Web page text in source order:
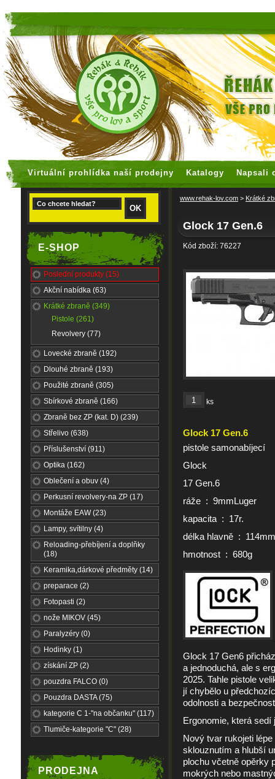
Virtuální prohlídka naší prodejny Katalogy Napsali
E-SHOP
Poslední produkty (15)
Akční nabídka (63)
Krátké zbraně (349)
Pistole (261)
Revolvery (77)
Lovecké zbraně (192)
Dlouhé zbraně (193)
Použité zbraně (305)
Sbírkové zbraně (166)
Zbraně bez ZP (kat. D) (239)
Střelivo (638)
Příslušenství (911)
Optika (162)
Oblečení a obuv (4)
Perkusní revolvery-na ZP (17)
Montáže EAW (23)
Lampy, svítilny (4)
Reloading-přebíjení a doplňky
(18)
Keramika,dárkové předměty (14)
preparace (2)
Fotopasti (2)
nože MIKOV (45)
Paralyzéry (0)
Hodinky (1)
získání ZP (2)
pouzdra FALCO (0)
Pouzdra DASTA (75)
kategorie C 1-"na občanku" (117)
Tlumiče-kategorie "C" (28)
PRODEJNA
www.rehak-lov.com > Krátké
Glock 17 Gen.6
Kód zboží: 76227
ks
Glock 17 Gen.6
pistole samonabíjecí
Glock
17 Gen.6
ráže : 9mmLuger
kapacita : 17r.
délka hlavně : 114mm
hmotnost : 680g
Glock 17 Gen6
a jednoduchá, ale s
2025. Tahle pistole
jí chybělo u
odolnosti a
Ergonomie, která sedí
Nový tvar rukojeti
sklouznutím a hlubší
plochu včetně opěrky
mokrých nebo